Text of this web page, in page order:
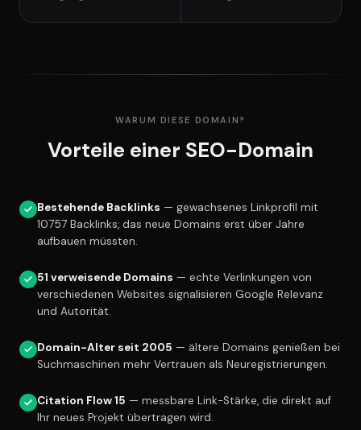
WARUM DIESE DOMAIN?
Vorteile einer SEO-Domain
Bestehende Backlinks — gewachsenes Linkprofil mit
10757 Backlinks, das neue Domains erst über Jahre
aufbauen müssten.
51 verweisende Domains — echte Verlinkungen von
verschiedenen Websites signalisieren Google Relevanz
und Autorität.
Domain-Alter seit 2005 — ältere Domains genießen bei
Suchmaschinen mehr Vertrauen als Neuregistrierungen.
Citation Flow 15 — messbare Link-Stärke, die direkt auf
Ihr neues Projekt übertragen wird.